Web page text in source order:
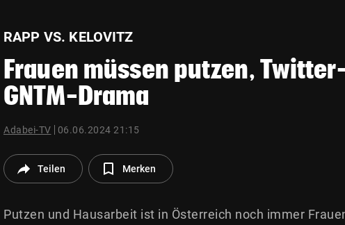
RAPP VS. KELOVITZ
Frauen müssen putzen,
GNTM-Drama
Adabei-TV 06.06.2024 21:15
Teilen Merken
Putzen und Hausarbeit ist in Österreich noch immer